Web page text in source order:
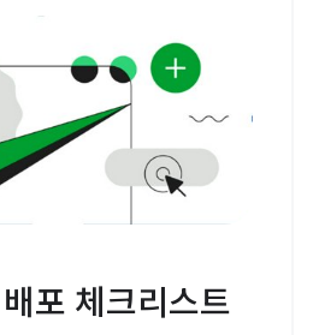
포 체크리스트